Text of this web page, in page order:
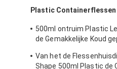
Plastic Containerflessen
500ml ontruim Plastic
de Gemakkelijke Koud
Van het de
Shape 500ml Plastic de